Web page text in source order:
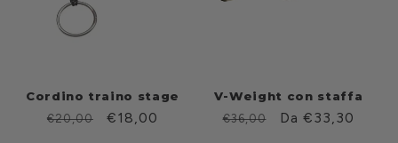
Cordino traino stage
Prezzo
€20,00
Prezzo
€18,00
V-Weight con staffa
Prezzo
€36,00
Prezzo
Da €33,30